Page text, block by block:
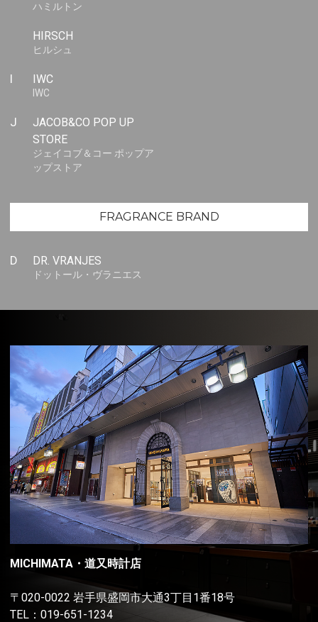
ハミルトン
HIRSCH
ヒルシュ
I IWC
IWC
J
JACOB&CO POP UP
STORE
ジェイコブ＆コー ポップア
ップストア
FRAGRANCE BRAND
D DR. VRANJES
ドットール・ヴラニエス
MICHIMATA・道又時計店
〒020-0022 岩手県盛岡市大通3丁目1番18号
TEL： 019-651-1234